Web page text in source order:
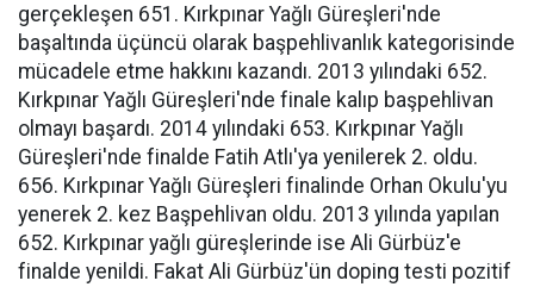
gerçekleşen 651. Kırkpınar Yağlı Güreşleri'nde
başaltında üçüncü olarak başpehlivanlık kategorisinde
mücadele etme hakkını kazandı. 2013 yılındaki 652.
Kırkpınar Yağlı Güreşleri'nde finale kalıp başpehlivan
olmayı başardı. 2014 yılındaki 653. Kırkpınar Yağlı
Güreşleri'nde finalde Fatih Atlı'ya yenilerek 2. oldu.
656. Kırkpınar Yağlı Güreşleri finalinde Orhan Okulu'yu
yenerek 2. kez Başpehlivan oldu. 2013 yılında yapılan
652. Kırkpınar yağlı güreşlerinde ise Ali Gürbüz'e
finalde yenildi. Fakat Ali Gürbüz'ün doping testi pozitif